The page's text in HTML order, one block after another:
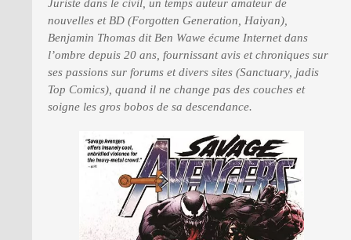
Juriste dans le civil, un temps auteur amateur de
nouvelles et BD (Forgotten Generation, Haiyan),
Benjamin Thomas dit Ben Wawe écume Internet dans
l’ombre depuis 20 ans, fournissant avis et chroniques sur
ses passions sur forums et divers sites (Sanctuary, jadis
Top Comics), quand il ne change pas des couches et
soigne les gros bobos de sa descendance.